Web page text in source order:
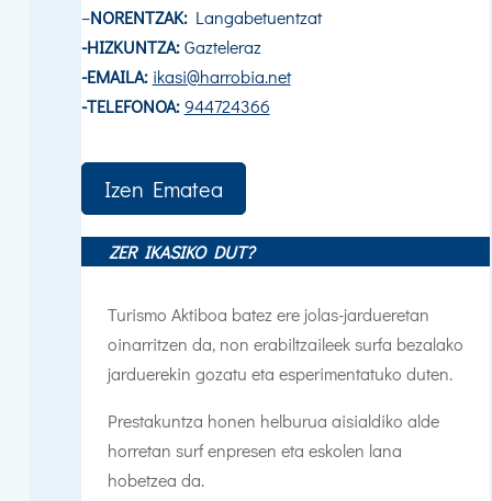
–NORENTZAK:Langabetuentzat
-HIZKUNTZA:Gazteleraz
-EMAILA: ikasi@harrobia.net
-TELEFONOA: 944724366
Izen Ematea
ZER IKASIKO DUT?
Turismo Aktiboa batez ere jolas-jardueretan
oinarritzen da, non erabiltzaileek surfa bezalako
jarduerekin gozatu eta esperimentatuko duten.
Prestakuntza honen helburua aisialdiko alde
horretan surf enpresen eta eskolen lana
hobetzea da.